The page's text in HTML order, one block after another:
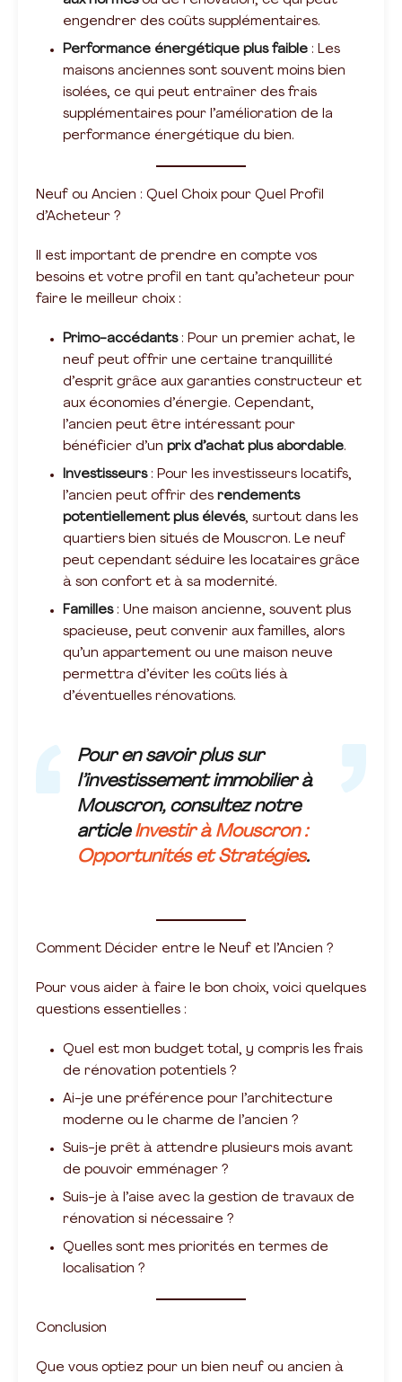
engendrer des coûts supplémentaires.
Performance énergétique plus faible : Les
maisons anciennes sont souvent moins bien
isolées, ce qui peut entraîner des frais
supplémentaires pour l’amélioration de la
performance énergétique du bien.
Neuf ou Ancien : Quel Choix pour Quel Profil
d’Acheteur ?
Il est important de prendre en compte vos
besoins et votre profil en tant qu’acheteur pour
faire le meilleur choix :
Primo-accédants: Pour un premier achat, le
neuf peut offrir une certaine tranquillité
d’esprit grâce aux garanties constructeur et
aux économies d’énergie. Cependant,
l’ancien peut être intéressant pour
bénéficier d’un prix d’achat plus abordable.
Investisseurs: Pour les investisseurs locatifs,
l’ancien peut offrir des rendements
potentiellement plus élevés, surtout dans les
quartiers bien situés de Mouscron. Le neuf
peut cependant séduire les locataires grâce
à son confort et à sa modernité.
Familles: Une maison ancienne, souvent plus
spacieuse, peut convenir aux familles, alors
qu’un appartement ou une maison neuve
permettra d’éviter les coûts liés à
d’éventuelles rénovations.
Pour en savoir plus sur
l’investissement immobilier à
Mouscron, consultez notre
article Investir à Mouscron :
Opportunités et Stratégies.
Comment Décider entre le Neuf et l’Ancien ?
Pour vous aider à faire le bon choix, voici quelques
questions essentielles :
Quel est mon budget total, y compris les frais
de rénovation potentiels ?
Ai-je une préférence pour l’architecture
moderne ou le charme de l’ancien ?
Suis-je prêt à attendre plusieurs mois avant
de pouvoir emménager ?
Suis-je à l’aise avec la gestion de travaux de
rénovation si nécessaire ?
Quelles sont mes priorités en termes de
localisation ?
Conclusion
Que vous optiez pour un bien neuf ou ancien à